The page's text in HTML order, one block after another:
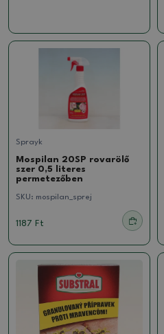
Sprayk
Mospilan 20SP rovarölő
szer 0,5 literes
permetezőben
SKU: mospilan_sprej
1187 Ft